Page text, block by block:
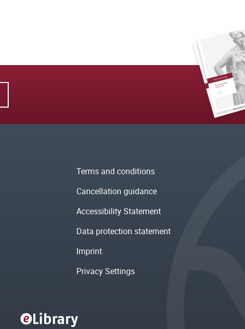
Terms and conditions
Cancellation guidance
Accessibility Statement
Data protection statement
Imprint
Privacy Settings